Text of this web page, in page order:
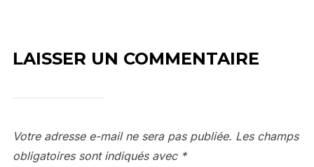
LAISSER UN COMMENTAIRE
Votre adresse e-mail ne sera pas publiée. Les champs
obligatoires sont indiqués avec *